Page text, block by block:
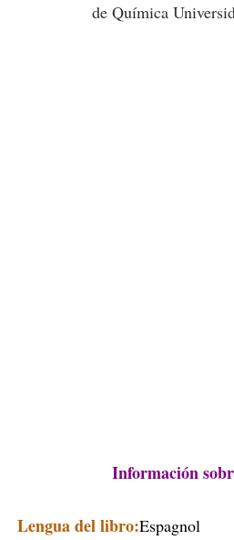
de Química
Información
Lengua del libro:Espagnol